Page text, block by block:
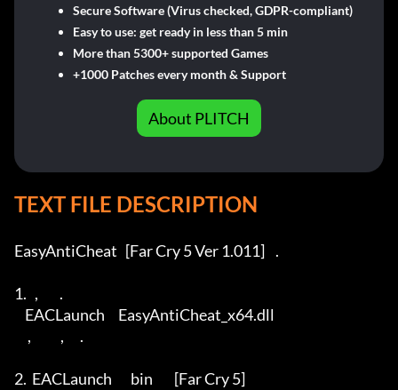
Secure Software (Virus checked, GDPR-compliant)
Easy to use: get ready in less than 5 min
More than 5300+ supported Games
+1000 Patches every month & Support
About PLITCH
TEXT FILE DESCRIPTION
EasyAntiCheat   [Far Cry 5 Ver 1.011]    .
1.   ,        .
2.  EACLaunch       bin        [Far Cry 5]